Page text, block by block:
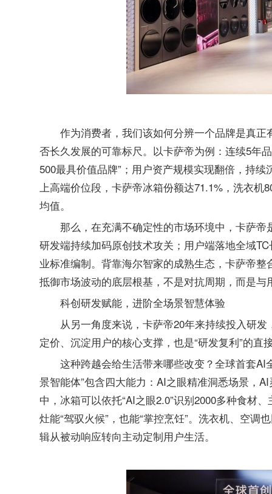
作为消费者，我们该如何分辨一个品牌是真
否长久发展的可靠标尺。以卡萨帝为例：连续5年
500最具价值品牌”；用户资产规模实现翻倍，持
上高端价位段，卡萨帝冰箱份额达71.1%，洗衣机
均值。
那么，在充满不确定性的市场环境中，卡萨
研发端持续加码原创技术攻关；用户端落地全域
业标准编制。背靠海尔智家的成熟生态，卡萨帝
抵御市场波动的底层根基，不是对抗周期，而是与
科创研发赋能，进阶全场景智慧体验
从另一角度来说，卡萨帝20年来持续投入研
定价、沉淀用户的核心支撑，也是“研发复利”的直
这种跨越会给生活带来哪些改变？全球首套
景智能体”包含四大能力：AI之眼精准洞悉场景，
中，冰箱可以依托“AI之眼2.0”识别2000多种食材
灶能“驾驭火候”，也能“掌控烹饪”。洗衣机、空调
辑从被动响应转向主动定制用户生活。